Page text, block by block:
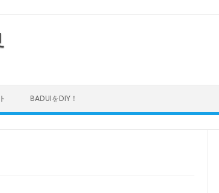
BADUIをDIY！